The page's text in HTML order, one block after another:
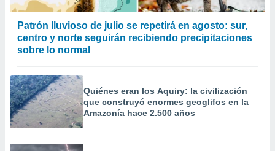
e
mediante
publicidad
publicidad
de
1199
Patrón lluvioso de julio se repetirá en agosto: sur,
centro y norte seguirán recibiendo precipitaciones
sobre lo normal
Quiénes eran los Aquiry: la civilización
que construyó enormes geoglifos en la
Amazonía hace 2.500 años